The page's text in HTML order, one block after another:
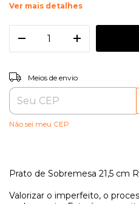
Ver mais detalhes
Entregas para o CEP:
Meios de envio
Não sei meu CEP
Prato de Sobremesa 21,5 cm
Valorizar o imperfeito, o